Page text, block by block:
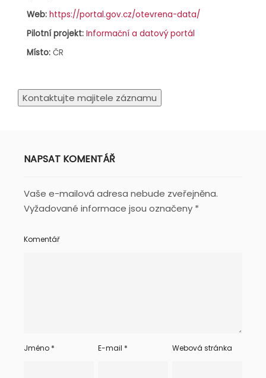
Web: https://portal.gov.cz/otevrena-data/
Pilotní projekt: Informační a datový portál
Místo: ČR
NAPSAT KOMENTÁŘ
Vaše e-mailová adresa nebude zveřejněna.
Vyžadované informace jsou označeny *
Komentář
Jméno * E-mail * Webová stránka